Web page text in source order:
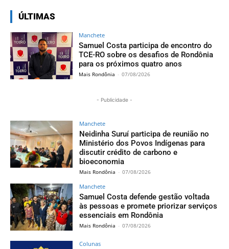
ÚLTIMAS
Manchete
Samuel Costa participa de encontro do
TCE-RO sobre os desafios de Rondônia
para os próximos quatro anos
Mais Rondônia - 07/08/2026
- Publicidade -
Manchete
Neidinha Suruí participa de reunião no
Ministério dos Povos Indígenas para
discutir crédito de carbono e
bioeconomia
Mais Rondônia - 07/08/2026
Manchete
Samuel Costa defende gestão voltada
às pessoas e promete priorizar serviços
essenciais em Rondônia
Mais Rondônia - 07/08/2026
Colunas